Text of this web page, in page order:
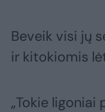
Beveik visi jų
ir kitokiomis
„Tokie ligoniai